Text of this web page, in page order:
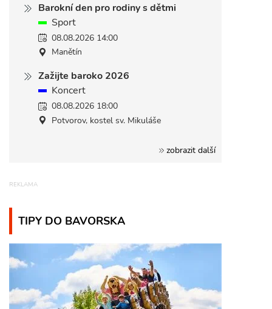
Barokní den pro rodiny s dětmi
Sport
08.08.2026 14:00
Manětín
Zažijte baroko 2026
Koncert
08.08.2026 18:00
Potvorov, kostel sv. Mikuláše
zobrazit další
TIPY DO BAVORSKA